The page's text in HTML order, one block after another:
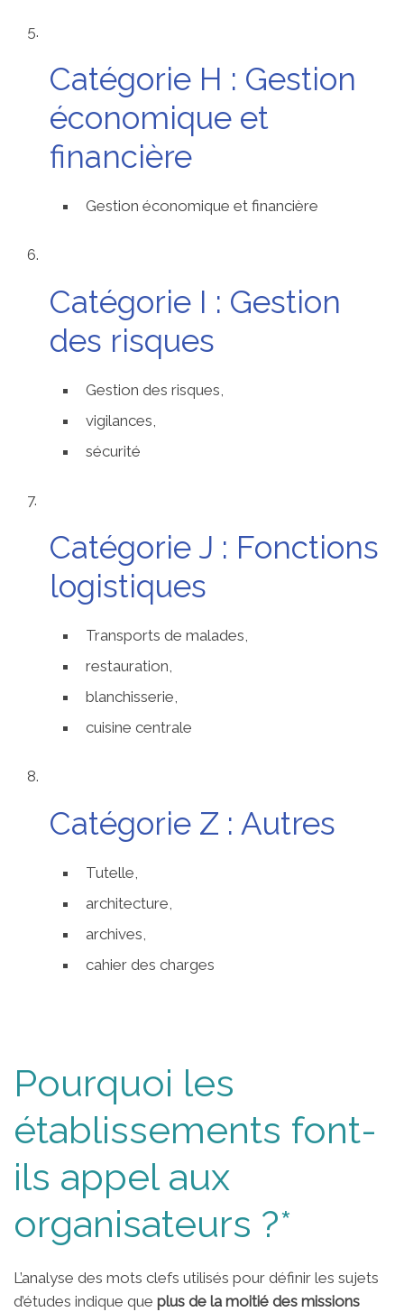
Catégorie H : Gestion
économique et
financière
Gestion économique et financière
Catégorie I : Gestion
des risques
Gestion des risques,
vigilances,
sécurité
Catégorie J : Fonctions
logistiques
Transports de malades,
restauration,
blanchisserie,
cuisine centrale
Catégorie Z : Autres
Tutelle,
architecture,
archives,
cahier des charges
Pourquoi les
établissements font-
ils appel aux
organisateurs ?*
L’analyse des mots clefs utilisés pour définir les sujets
d’études indique que plus de la moitié des missions